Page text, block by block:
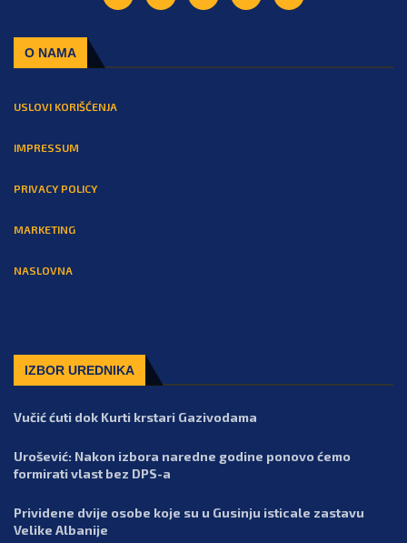
O NAMA
USLOVI KORIŠĆENJA
IMPRESSUM
PRIVACY POLICY
MARKETING
NASLOVNA
IZBOR UREDNIKA
Vučić ćuti dok Kurti krstari Gazivodama
Urošević: Nakon izbora naredne godine ponovo ćemo
formirati vlast bez DPS-a
Prividene dvije osobe koje su u Gusinju isticale zastavu
Velike Albanije